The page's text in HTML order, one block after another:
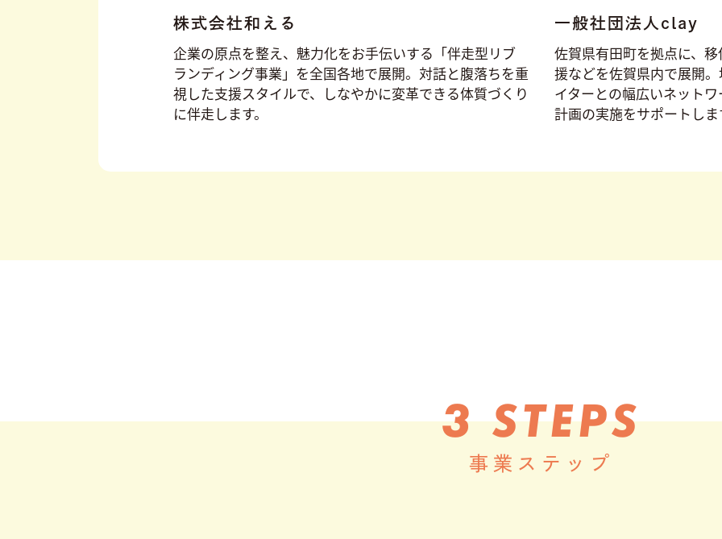
株式会社和える
企業の原点を整え、魅力化をお手伝いする「伴走型リブ
ランディング事業」を全国各地で展開。対話と腹落ちを重
視した支援スタイルで、しなやかに変革できる体質づくり
に伴走します。
一般社団法人clay
佐賀県有田町を拠点に、
援などを佐賀県内で展開
イターとの幅広いネット
計画の実施をサポートしま
3 STEPS
事業ステップ